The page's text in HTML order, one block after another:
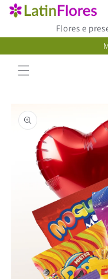
Pular
para o
Flores e
informações
do produto